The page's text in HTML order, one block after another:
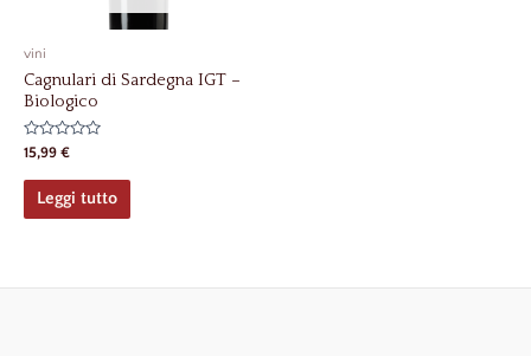
vini
Cagnulari di Sardegna IGT –
Biologico
Valutato
su
15,99 €
Leggi tutto